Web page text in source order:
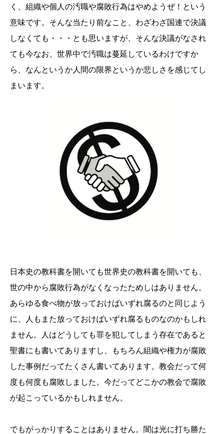
く、組織や個人の汚職や腐敗行為はやめようぜ！という
意味です。そんな当たり前なこと、わざわざ国連で決議
しなくても・・・とも思いますが、そんな決議がなされ
ても今なお、世界中で汚職は蔓延しているわけですか
ら、なんというか人間の限界というか悲しさを感じてし
まいます。
日本史の教科書を開いても世界史の教科書を開いても、
世の中から腐敗行為がなくなったためしはありません。
あらゆる食べ物が放っておけばいずれ腐るのと同じよう
に、人もまた放っておけばいずれ腐るものなのかもしれ
ません。人はどうしても罪を犯してしまう存在であると
聖書にも書いてありますし、もちろん組織や権力が腐敗
した事例だってたくさん書いてあります。教会だって何
度も何度も腐敗しました。今だってどこかの教会で腐敗
が起こっているかもしれません。
でもがっかりすることはありません。闇は光に打ち勝た